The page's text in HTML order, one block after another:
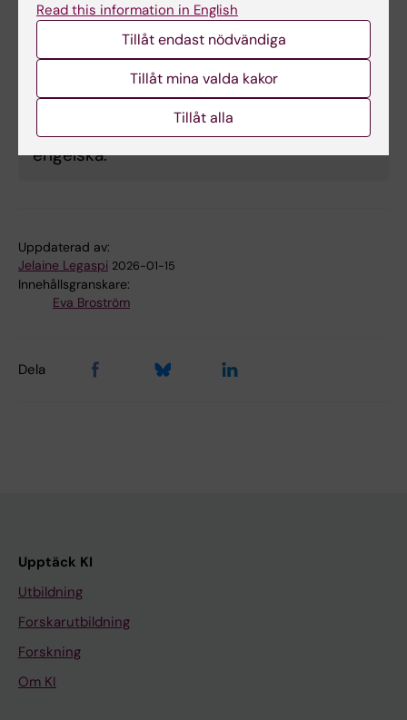
Läs dessa anvisningar noggrant innan ni
skickar in ansökan.
Ansökan kan skrivas på svenska eller
engelska.
Uppdaterad av:
Jelaine Legaspi 2026-01-15
Innehållsgranskare:
Eva Broström
Dela
Upptäck KI
Utbildning
Forskarutbildning
Forskning
Om KI
Read this information in English
Tillåt endast nödvändiga
Tillåt mina valda kakor
Tillåt alla